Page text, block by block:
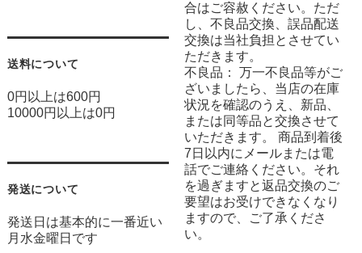
送料について
0円以上は600円
10000円以上は0円
発送について
発送日は基本的に一番近い
月水金曜日です
合はご容赦ください。ただ
し、不良品交換、誤品配送
交換は当社負担とさせてい
ただきます。
不良品： 万一不良品等がご
ざいましたら、当店の在庫
状況を確認のうえ、新品、
または同等品と交換させて
いただきます。 商品到着後
7日以内にメールまたは電
話でご連絡ください。それ
を過ぎますと返品交換のご
要望はお受けできなくなり
ますので、ご了承くださ
い。